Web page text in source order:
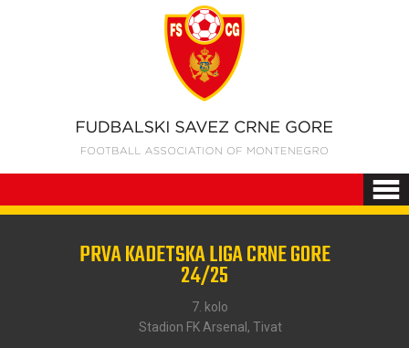
PRVA KADETSKA LIGA CRNE GORE
24/25
7. kolo
Stadion FK Arsenal, Tivat